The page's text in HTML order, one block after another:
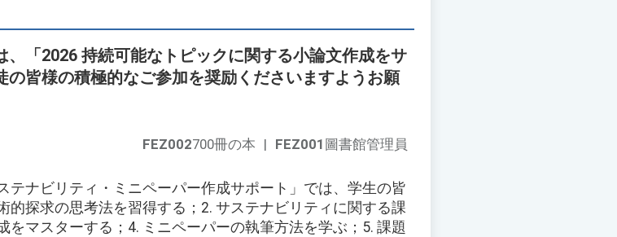
「2026 持続可能なトピックに関する小論文作成をサ
皆様の積極的なご参加を奨励くださいますようお願
FEZ001 圖書館管理員
FEZ002700冊の本 |
テナビリティ・ミニペーパー作成サポート」では、学生の皆
的探求の思考法を習得する；2. サステナビリティに関する課
をマスターする；4. ミニペーパーの執筆方法を学ぶ；5. 課題